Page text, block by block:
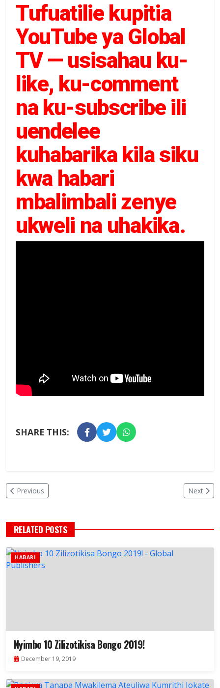
Tufuatilie kupitia
YouTube ya Global
TV — usisahau ku-
like, ku-comment
na ku-subscribe ili
uendelee
kuhabarika kila siku
kwa habari
mbalimbali zenye
ukweli na uhakika.
SHARE THIS:
Previous Next
RELATED POSTS
HABARI
Nyimbo 10 Zilizotikisa Bongo 2019!
December 19, 2019